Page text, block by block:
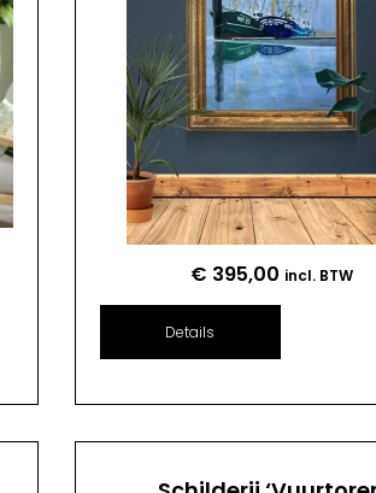
€ 395,00 incl. BTW
Details